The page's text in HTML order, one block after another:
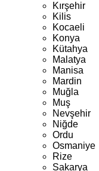
Kırşehir
Kilis
Kocaeli
Konya
Kütahya
Malatya
Manisa
Mardin
Muğla
Muş
Nevşehir
Niğde
Ordu
Osmaniye
Rize
Sakarya